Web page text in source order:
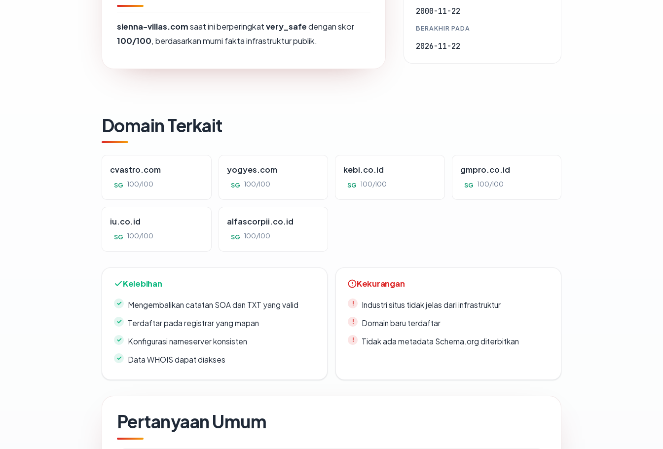
sienna-villas.comsaat ini berperingkatvery_safedengan skor
100/100, berdasarkan murni fakta infrastruktur publik.
2000-11-22
BERAKHIR PADA
2026-11-22
Domain Terkait
cvastro.com
SG 100/100
yogyes.com
SG 100/100
kebi.co.id
SG 100/100
gmpro.co.id
SG 100/100
iu.co.id
SG 100/100
alfascorpii.co.id
SG 100/100
Kelebihan
Mengembalikan catatan SOA dan TXT yang valid
Terdaftar pada registrar yang mapan
Konfigurasi nameserver konsisten
Data WHOIS dapat diakses
Kekurangan
Industri situs tidak jelas dari infrastruktur
Domain baru terdaftar
Tidak ada metadata Schema.org diterbitkan
Pertanyaan Umum